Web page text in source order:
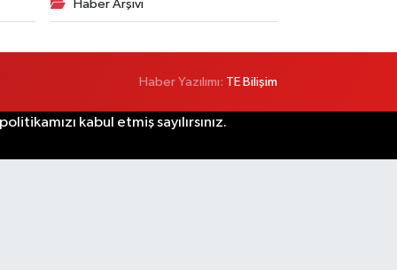
Haber Arşivi
Haber Yazılımı: TE Bilişim
kabul etmiş sayılırsınız.